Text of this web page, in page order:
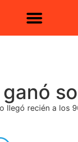
ganó
llegó recién a los